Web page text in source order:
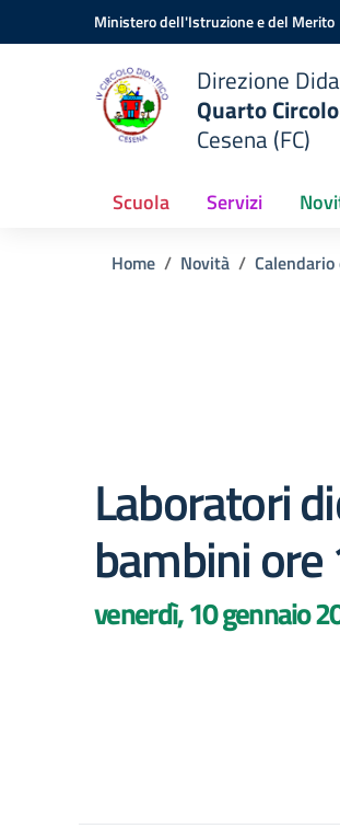
Vai ai contenuti
Vai al menu di navigazioneMinistero dell'Istruzione e del Merito
Direzione
Quarto Circolo
Cesena (FC)
Scuola Servizi
Home Novità
Laboratori
bambini
venerdì, 10 gennaio